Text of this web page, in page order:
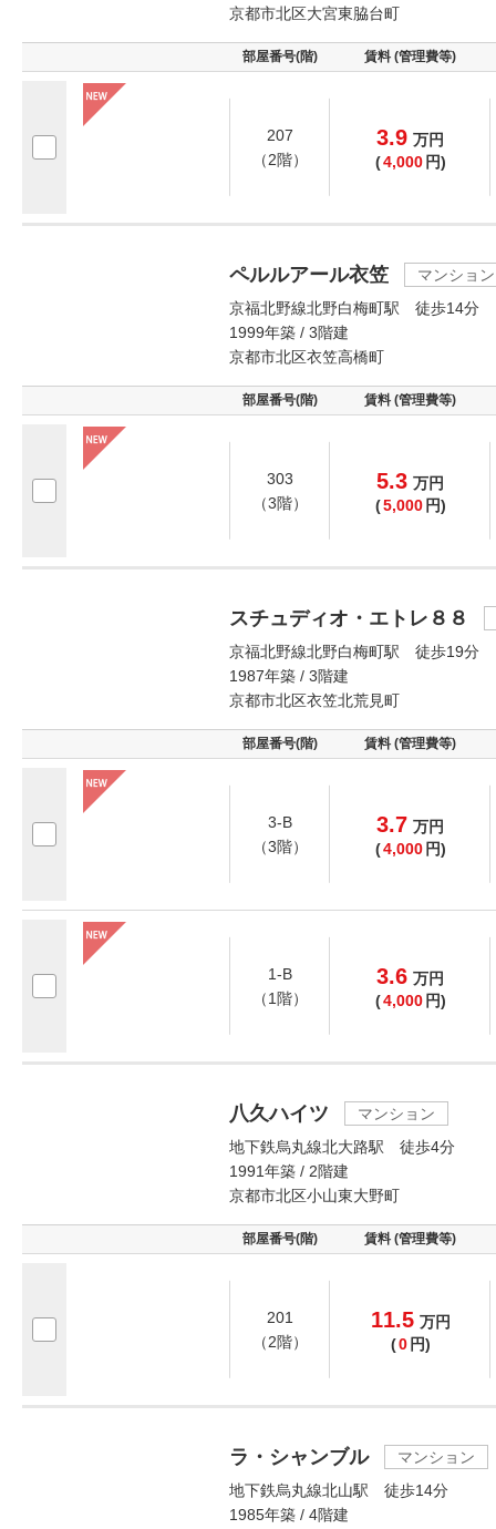
京都市北区大宮東脇台町
部屋番号(階) 賃料 (管理費等)
207
（2階）
3.9 万円
(4,000 円)
ペルルアール衣笠
マンション
京福北野線北野白梅町駅 徒歩14分
1999年築 / 3階建
京都市北区衣笠高橋町
部屋番号(階) 賃料 (管理費等)
303
（3階）
5.3 万円
(5,000 円)
スチュディオ・エトレ８８
京福北野線北野白梅町駅 徒歩19分
1987年築 / 3階建
京都市北区衣笠北荒見町
部屋番号(階) 賃料 (管理費等)
3-B
（3階）
3.7 万円
(4,000 円)
1-B
（1階）
3.6 万円
(4,000 円)
八久ハイツ
マンション
地下鉄烏丸線北大路駅 徒歩4分
1991年築 / 2階建
京都市北区小山東大野町
部屋番号(階) 賃料 (管理費等)
201
（2階）
11.5 万円
(0 円)
ラ・シャンブル
マンション
地下鉄烏丸線北山駅 徒歩14分
1985年築 / 4階建